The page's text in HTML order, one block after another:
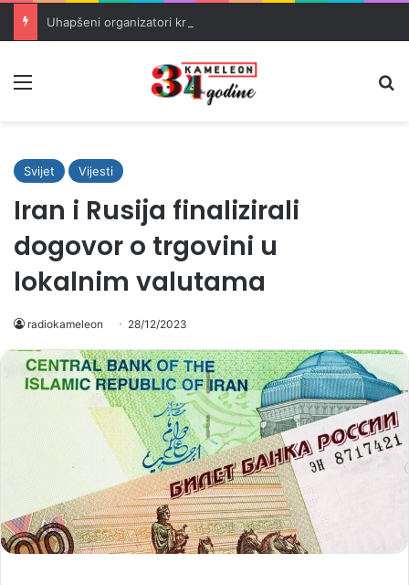
Svijet Vijesti
Iran i Rusija finalizirali
dogovor o trgovini u
lokalnim valutama
radiokameleon 28/12/2023